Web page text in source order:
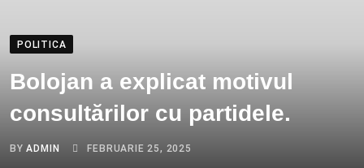
POLITICA
Bolojan a explicat motivul
consultărilor cu partidele.
BYADMIN FEBRUARIE 25, 2025